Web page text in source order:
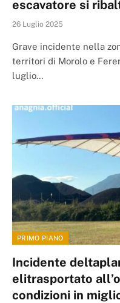
escavatore si
26 Luglio 2025
Grave incidente nella
territori di Morolo e
luglio…
PRIMO PIANO
Incidente
elitrasportato
condizioni in